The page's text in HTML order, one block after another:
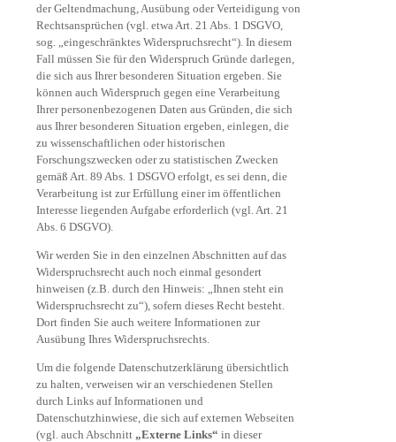
der Geltendmachung, Ausübung oder Verteidigung von
Rechtsansprüchen (vgl. etwa Art. 21 Abs. 1 DSGVO,
sog. „eingeschränktes Widerspruchsrecht“). In diesem
Fall müssen Sie für den Widerspruch Gründe darlegen,
die sich aus Ihrer besonderen Situation ergeben. Sie
können auch Widerspruch gegen eine Verarbeitung
Ihrer personenbezogenen Daten aus Gründen, die sich
aus Ihrer besonderen Situation ergeben, einlegen, die
zu wissenschaftlichen oder historischen
Forschungszwecken oder zu statistischen Zwecken
gemäß Art. 89 Abs. 1 DSGVO erfolgt, es sei denn, die
Verarbeitung ist zur Erfüllung einer im öffentlichen
Interesse liegenden Aufgabe erforderlich (vgl. Art. 21
Abs. 6 DSGVO).
Wir werden Sie in den einzelnen Abschnitten auf das
Widerspruchsrecht auch noch einmal gesondert
hinweisen (z.B. durch den Hinweis: „Ihnen steht ein
Widerspruchsrecht zu“), sofern dieses Recht besteht.
Dort finden Sie auch weitere Informationen zur
Ausübung Ihres Widerspruchsrechts.
Um die folgende Datenschutzerklärung übersichtlich
zu halten, verweisen wir an verschiedenen Stellen
durch Links auf Informationen und
Datenschutzhinwiese, die sich auf externen Webseiten
(vgl. auch Abschnitt „Externe Links“ in dieser